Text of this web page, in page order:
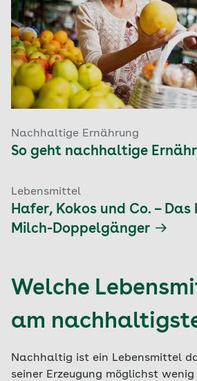
Nachhaltige Ernährung
So geht nachhaltige
Lebensmittel
Hafer, Kokos und Co. – Das
Milch-Doppelgänger
Welche
am
Nachhaltig ist ein Lebensmittel
seiner Erzeugung möglichst wenig